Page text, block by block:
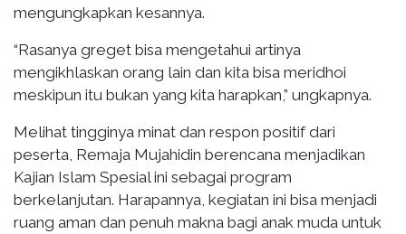
mengungkapkan kesannya.
“Rasanya greget bisa mengetahui artinya
mengikhlaskan orang lain dan kita bisa meridhoi
meskipun itu bukan yang kita harapkan,” ungkapnya.
Melihat tingginya minat dan respon positif dari
peserta, Remaja Mujahidin berencana menjadikan
Kajian Islam Spesial ini sebagai program
berkelanjutan. Harapannya, kegiatan ini bisa menjadi
ruang aman dan penuh makna bagi anak muda untuk